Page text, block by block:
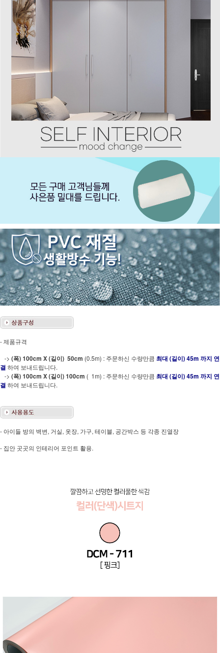
- 제품규격
-> (폭) 100cm X (길이) 50cm (0.5m) : 주문하신 수량만큼 최대 (길이) 45m 까지 연
결 하여 보내드립니다.
-> (폭) 100cm X (길이) 100cm ( 1m) : 주문하신 수량만큼 최대 (길이) 45m 까지 연
결 하여 보내드립니다.
- 아이들 방의 벽변, 거실, 옷장, 가구, 테이블, 공간박스 등 각종 진열장
- 집안 곳곳의 인테리어 포인트 활용.